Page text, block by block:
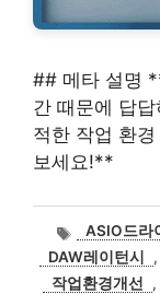
## 메타 설명
간 때문에 답
적한 작업 환
보세요!**
태
그
ASIO드라
DAW레이턴시
,
작업환경개선
,